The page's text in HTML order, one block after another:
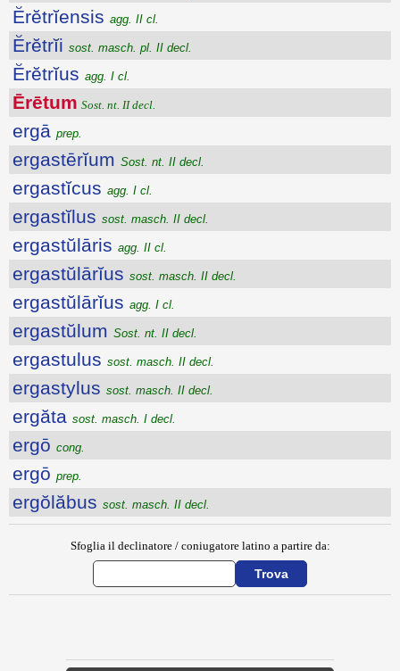
Ĕrĕtrĭensis agg. II cl.
Ĕrĕtrĭi sost. masch. pl. II decl.
Ĕrĕtrĭus agg. I cl.
Ērētum Sost. nt. II decl.
ergā prep.
ergastērĭum Sost. nt. II decl.
ergastĭcus agg. I cl.
ergastĭlus sost. masch. II decl.
ergastŭlāris agg. II cl.
ergastŭlārĭus sost. masch. II decl.
ergastŭlārĭus agg. I cl.
ergastŭlum Sost. nt. II decl.
ergastulus sost. masch. II decl.
ergastylus sost. masch. II decl.
ergăta sost. masch. I decl.
ergō cong.
ergō prep.
ergŏlăbus sost. masch. II decl.
Sfoglia il declinatore / coniugatore latino a partire da: